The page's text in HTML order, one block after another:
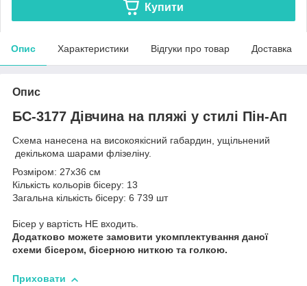
Купити
Опис Характеристики Відгуки про товар Доставка
Опис
БС-3177 Дівчина на пляжі у стилі Пін-Ап
Схема нанесена на високоякісний габардин, ущільнений
декількома шарами флізеліну.
Розміром: 27х36 см
Кількість кольорів бісеру: 13
Загальна кількість бісеру: 6 739 шт
Бісер у вартість НЕ входить.
Додатково можете замовити укомплектування даної
схеми бісером, бісерною ниткою та голкою.
Приховати